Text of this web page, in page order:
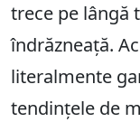
trece pe lângă
îndrăzneață.
literalmente
tendințele de